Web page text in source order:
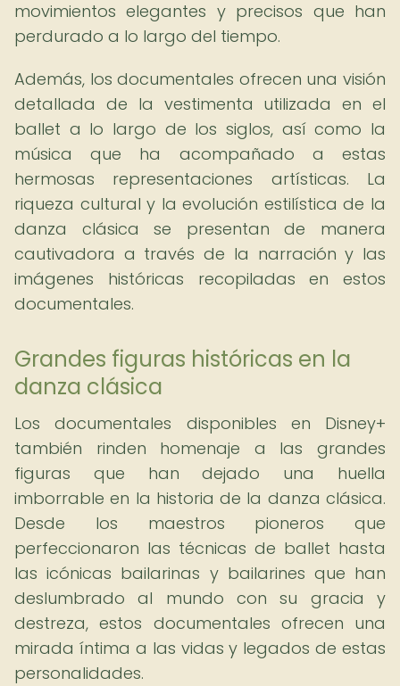
movimientos elegantes y precisos que han
perdurado a lo largo del tiempo.
Además, los documentales ofrecen una visión
detallada de la vestimenta utilizada en el
ballet a lo largo de los siglos, así como la
música que ha acompañado a estas
hermosas representaciones artísticas. La
riqueza cultural y la evolución estilística de la
danza clásica se presentan de manera
cautivadora a través de la narración y las
imágenes históricas recopiladas en estos
documentales.
Grandes figuras históricas en la
danza clásica
Los documentales disponibles en Disney+
también rinden homenaje a las grandes
figuras que han dejado una huella
imborrable en la historia de la danza clásica.
Desde los maestros pioneros que
perfeccionaron las técnicas de ballet hasta
las icónicas bailarinas y bailarines que han
deslumbrado al mundo con su gracia y
destreza, estos documentales ofrecen una
mirada íntima a las vidas y legados de estas
personalidades.